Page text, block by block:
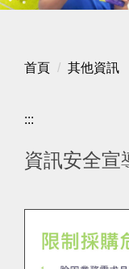
首頁 其他資訊
:::
資訊安全宣